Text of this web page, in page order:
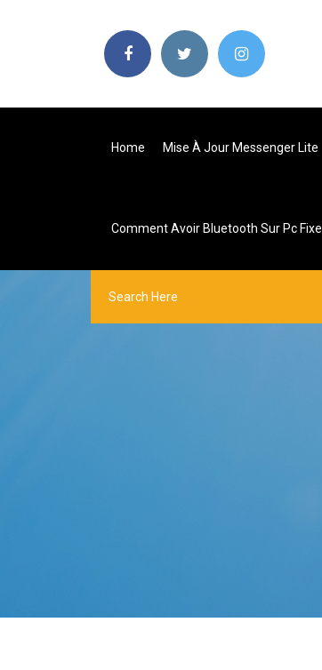
Home Mise À Jour Messenger Lite
Comment Avoir Bluetooth Sur Pc Fixe